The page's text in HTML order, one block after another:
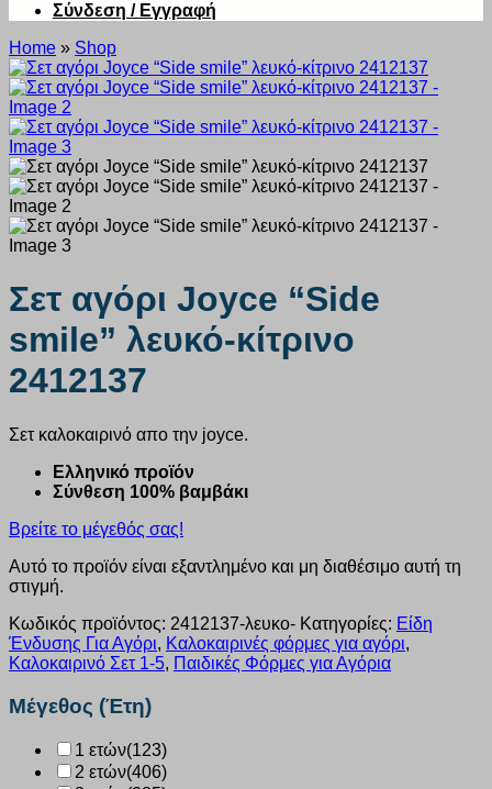
Σύνδεση / Εγγραφή
Home » Shop
Σετ αγόρι Joyce “Side
smile” λευκό-κίτρινο
2412137
Σετ καλοκαιρινό απο την joyce.
Ελληνικό προϊόν
Σύνθεση 100% βαμβάκι
Βρείτε το μέγεθός σας!
Αυτό το προϊόν είναι εξαντλημένο και μη διαθέσιμο αυτή τη
στιγμή.
Κωδικός προϊόντος: 2412137-λευκο- Κατηγορίες: Είδη
Ένδυσης Για Αγόρι, Καλοκαιρινές φόρμες για αγόρι,
Καλοκαιρινό Σετ 1-5, Παιδικές Φόρμες για Αγόρια
Μέγεθος (Έτη)
1 ετών(123)
2 ετών(406)